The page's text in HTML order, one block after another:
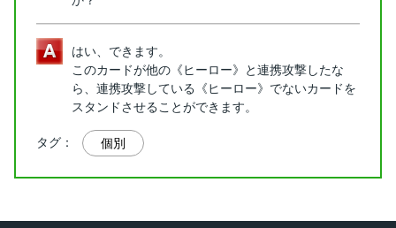
はい、できます。
このカードが他の《ヒーロー》と連携攻撃したな
ら、連携攻撃している《ヒーロー》でないカードを
スタンドさせることができます。
タグ： 個別